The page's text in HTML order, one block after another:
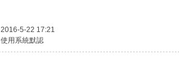
2016-5-22 17:21
使用系統默認